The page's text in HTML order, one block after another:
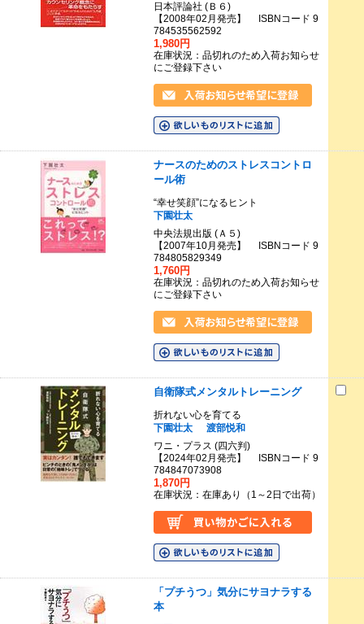
日本評論社 (Ｂ６)
【2008年02月発売】 ISBNコード 9
784535562592
1,980円
在庫状況：品切れのため入荷お知らせ
にご登録下さい
ナースのためのストレスコントロ
ール術
“幸せ笑顔”になるヒント
下園壮太
中央法規出版 (Ａ５)
【2007年10月発売】 ISBNコード 9
784805829349
1,760円
在庫状況：品切れのため入荷お知らせ
にご登録下さい
自衛隊式メンタルトレーニング
折れない心を育てる
下園壮太
渡部悦和
ワニ・プラス (四六判)
【2024年02月発売】 ISBNコード 9
784847073908
1,870円
在庫状況：在庫あり（1～2日で出荷）
「プチうつ」気分にサヨナラする
本